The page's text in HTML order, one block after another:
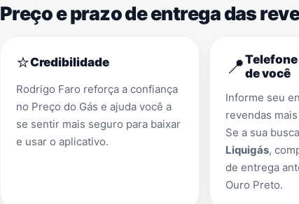
Preço e prazo de entrega das
⭐Credibilidade
Rodrigo Faro reforça a confiança
no Preço do Gás e ajuda você a
se sentir mais seguro para baixar
e usar o aplicativo.
📍de você
Informe seu
revendas
Se a sua
Liquigás,
de entrega
Ouro Preto.